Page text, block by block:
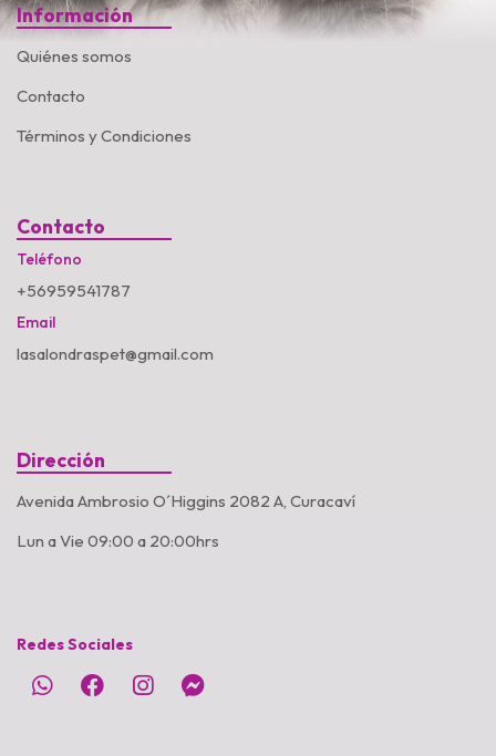
Información
Quiénes somos
Contacto
Términos y Condiciones
Contacto
Teléfono
+56959541787
Email
lasalondraspet@gmail.com
Dirección
Avenida Ambrosio O´Higgins 2082 A, Curacaví
Lun a Vie 09:00 a 20:00hrs
Redes Sociales